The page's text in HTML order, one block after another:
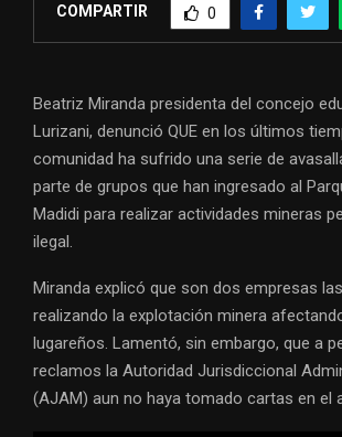
COMPARTIR 0
Beatriz Miranda presidenta del concejo
Lurizani, denunció QUE en los últimos
comunidad ha sufrido una serie de
parte de grupos que han ingresado al
Madidi para realizar actividades mineras
ilegal.
Miranda explicó que son dos empresas
realizando la explotación minera
lugareños. Lamentó, sin embargo, que a
reclamos la Autoridad Jurisdiccional
(AJAM) aun no haya tomado cartas en el